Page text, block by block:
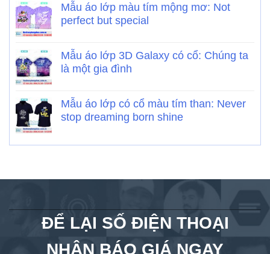
Mẫu áo lớp màu tím mộng mơ: Not
perfect but special
Mẫu áo lớp 3D Galaxy có cổ: Chúng ta
là một gia đình
Mẫu áo lớp có cổ màu tím than: Never
stop dreaming born shine
ĐỂ LẠI SỐ ĐIỆN THOẠI
NHẬN BÁO GIÁ NGAY